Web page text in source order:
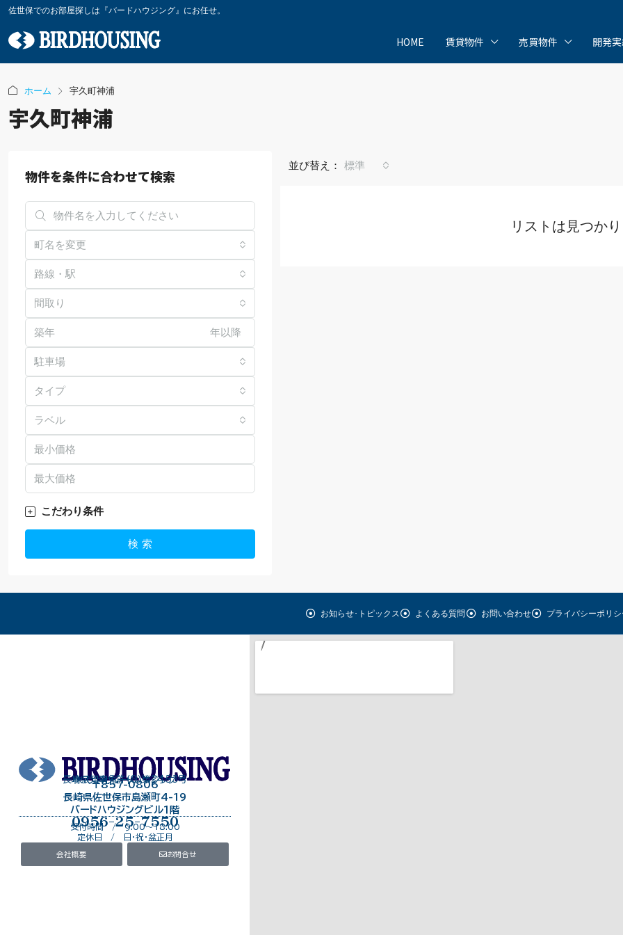
佐世保でのお部屋探しは『バードハウジング』にお任せ。
HOME 賃貸物件 売買物件 開発
ホーム 宇久町神浦
宇久町神浦
並び替え： 標準
リストは見つか
物件を条件に合わせて検索
町名を変更
路線・駅
間取り
年以降
駐車場
タイプ
ラベル
こだわり条件
検 索
お知らせ･トピックス よくある質問 お問い合わせ プライバシーポリ
長崎県知事免許（8）第2453号
株式会社バードハウジング
〒857-0806
長崎県佐世保市島瀬町4-19
バードハウジングビル１階
0956-25-7550
受付時間 / 9:00～18:00
定休日 / 日・祝・盆正月
会社概要 お問合せ